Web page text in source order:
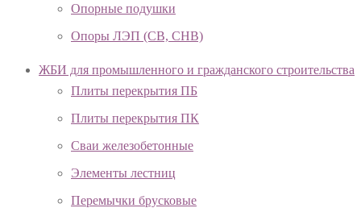
Опорные подушки
Опоры ЛЭП (СВ, СНВ)
ЖБИ для промышленного и гражданского строительства
Плиты перекрытия ПБ
Плиты перекрытия ПК
Сваи железобетонные
Элементы лестниц
Перемычки брусковые